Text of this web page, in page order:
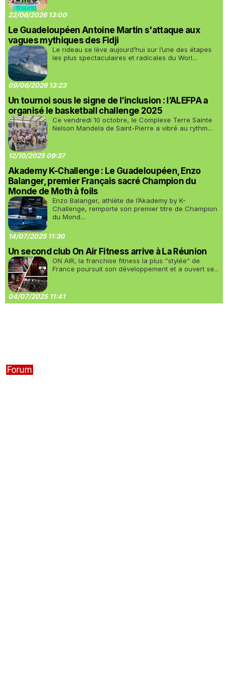
22/06/2026 13:00
Le Guadeloupéen Antoine Martin s'attaque aux
vagues mythiques des Fidji
Le rideau se lève aujourd’hui sur l’une des étapes
les plus spectaculaires et radicales du Worl...
09/06/2026 13:23
Un tournoi sous le signe de l’inclusion : l’ALEFPA a
organisé le basketball challenge 2025
Ce vendredi 10 octobre, le Complexe Terre Sainte
Nelson Mandela de Saint-Pierre a vibré au rythm...
12/10/2025 09:37
Akademy K-Challenge : Le Guadeloupéen, Enzo
Balanger, premier Français sacré Champion du
Monde de Moth à foils
Enzo Balanger, athlète de l’Akademy by K-
Challenge, remporte son premier titre de Champion
du Mond...
14/07/2025 11:30
Un second club On Air Fitness arrive à La Réunion
ON AIR, la franchise fitness la plus “stylée” de
France poursuit son développement et a ouvert se...
04/07/2025 11:41
Forum